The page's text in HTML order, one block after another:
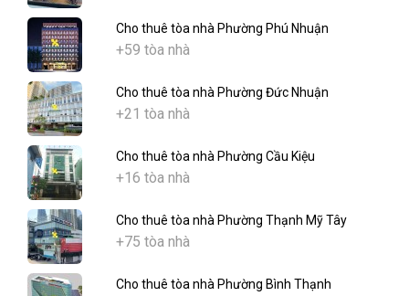
Cho thuê tòa nhà Phường Phú Nhuận
+59 tòa nhà
Cho thuê tòa nhà Phường Đức Nhuận
+21 tòa nhà
Cho thuê tòa nhà Phường Cầu Kiệu
+16 tòa nhà
Cho thuê tòa nhà Phường Thạnh Mỹ Tây
+75 tòa nhà
Cho thuê tòa nhà Phường Bình Thạnh